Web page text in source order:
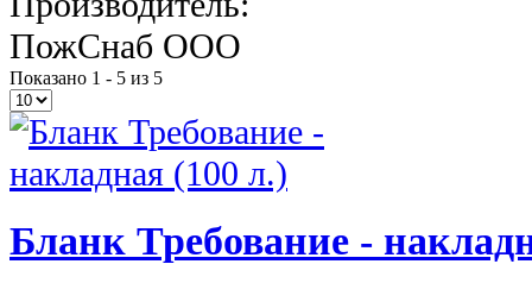
ПожСнаб ООО
Показано 1 - 5 из 5
Бланк Требование -